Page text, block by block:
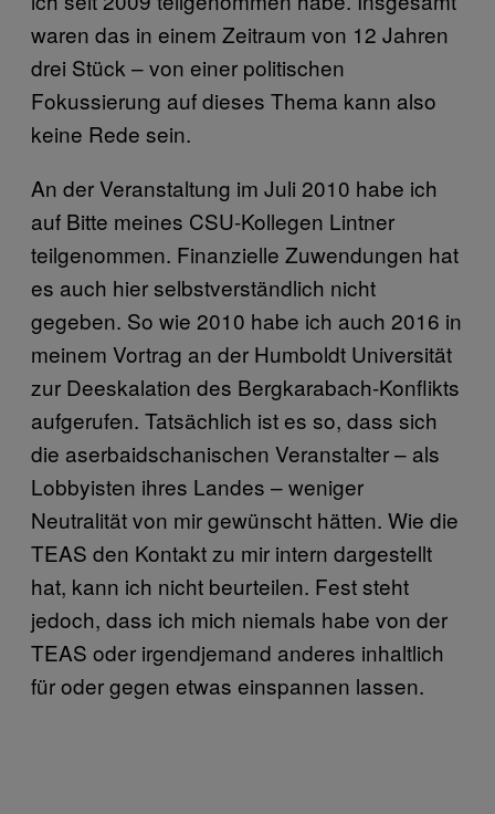
waren das in einem Zeitraum von 12 Jahren
drei Stück – von einer politischen
Fokussierung auf dieses Thema kann also
keine Rede sein.
An der Veranstaltung im Juli 2010 habe ich
auf Bitte meines CSU-Kollegen Lintner
teilgenommen. Finanzielle Zuwendungen hat
es auch hier selbstverständlich nicht
gegeben. So wie 2010 habe ich auch 2016 in
meinem Vortrag an der Humboldt Universität
zur Deeskalation des Bergkarabach-Konflikts
aufgerufen. Tatsächlich ist es so, dass sich
die aserbaidschanischen Veranstalter – als
Lobbyisten ihres Landes – weniger
Neutralität von mir gewünscht hätten. Wie die
TEAS den Kontakt zu mir intern dargestellt
hat, kann ich nicht beurteilen. Fest steht
jedoch, dass ich mich niemals habe von der
TEAS oder irgendjemand anderes inhaltlich
für oder gegen etwas einspannen lassen.